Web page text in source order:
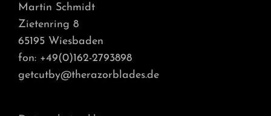
Martin Schmidt
Zietenring 8
65195 Wiesbaden
fon: +49(0)162-2793898
getcutby@therazorblades.de